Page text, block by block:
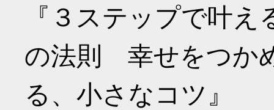
『３ステップで叶
の法則 幸せをつか
る、小さなコツ』